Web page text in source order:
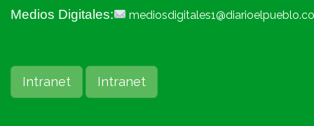
Medios Digitales:
Intranet Intranet